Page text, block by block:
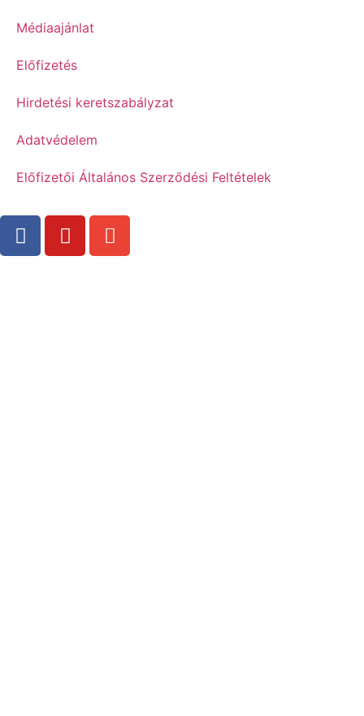
Médiaajánlat
Előfizetés
Hirdetési keretszabályzat
Adatvédelem
Előfizetői Általános Szerződési Feltételek